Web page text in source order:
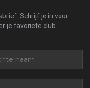
Schrijf je in voor
je favoriete club.